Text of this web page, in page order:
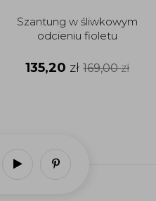
Szantung w śliwkowym
odcieniu fioletu
135,20 zł 169,00zł